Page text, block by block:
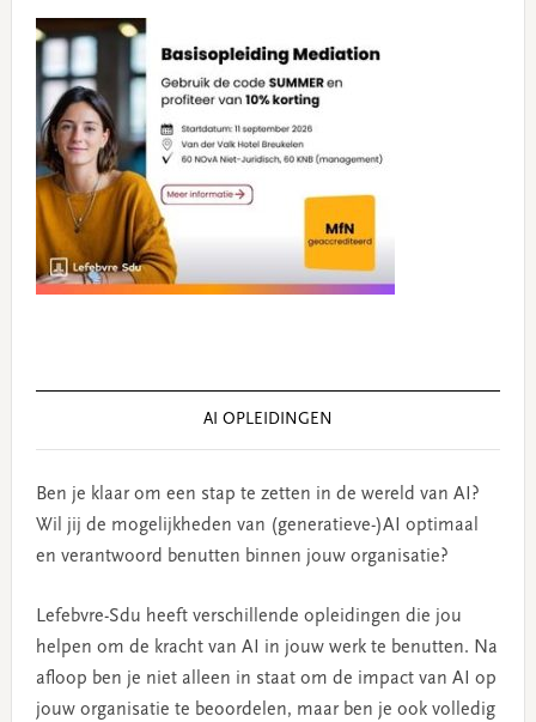
AI OPLEIDINGEN
Ben je klaar om een stap te zetten in de wereld van AI?
Wil jij de mogelijkheden van (generatieve-)AI optimaal
en verantwoord benutten binnen jouw organisatie?
Lefebvre-Sdu heeft verschillende opleidingen die jou
helpen om de kracht van AI in jouw werk te benutten. Na
afloop ben je niet alleen in staat om de impact van AI op
jouw organisatie te beoordelen, maar ben je ook volledig